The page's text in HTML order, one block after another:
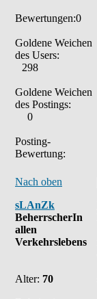
Bewertungen:0
Goldene Weichen
des Users:
298
Goldene Weichen
des Postings:
0
Posting-
Bewertung:
Nach oben
sLAnZk
BeherrscherIn
allen
Verkehrslebens
Alter: 70